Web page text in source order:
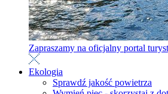
Zapraszamy na oficjalny portal
Ekologia
Sprawdź jakość powietrza